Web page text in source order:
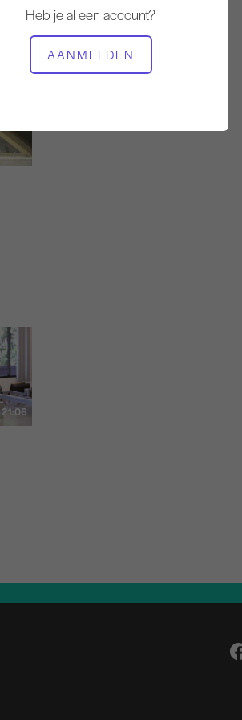
Heb je al een account?
AANMELDEN
BENODIGDE APPARATUUR
Reformer
21:06